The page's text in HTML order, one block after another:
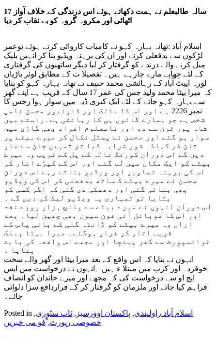
17 سالہ طالبعلم نے ہمت دکھاتے ہوئے اس درندگی کے خلاف آواز
اٹھائی اور مکروہ گروہ کو بے نقاب کر دیا
اسلام آباد :تھانہ بہارہ کہو نے کامیاب کاروائی کرتے ہوئے نوعمر
لڑکوں سے بدفعلی کرنے اور ان کی برہنہ ویڈیو بنا کر انہیں بلیک
میل کرنے والے درندے کو گرفتار کر لیا دیگر ساتھیوں کی گرفتاری
کے لئے چھاپے مارے جارہے ہیں۔ تفصیلا ت کے مطابق لوئر باڑیاں
لورہ ایبٹ آباد کے رہائشی محمد حنیف نے تھانہ بہارہ کہو کو بتایا
کہ میرا بیٹا محمد ولید جس کی عمر 17 سال کے قریب ہے اپنے گھر
سے بہارہ کہو جانے کے لئے ایک کیری ڈبہ میں سوار ہوا رجس کا
نمبر 2226 ہے اور اس کا مالک اور ڈارئیور محسن نامی
شخص ہے جو ہمارے گائوں ہی کا رہائشی ہے۔راستے میں
شاہ پور ٹرن سے دو اور نامعلوم افراد بھی گاڑی میں
سوار ہو گئے اور محسن نے پسٹل نکال کر میرے بیٹے پر
تان کر کہاکہ شور شرابہ کیا تو تمہیں جان سے مار
دیں گے اس دوران کورنگ نالہ کے پل کے قریب وہ میرے
بیٹے کو ایک مکان میں لے گئے اور اس کے کپڑے اتار کر
اس کی برہنہ تصاویر اور ویڈیو بناتے رہے اس دوران
محسن نے میرے بیٹے ک ساتھ بدفعلی کی اس کی ویڈیو
بھی بنائی گئی اور دھمکی دی گئی کہ اگر کسی کو
بتایا تو تمہاری یہ ویڈیو لیک کر دیں گے ۔
اس دوران انہوں نے میرے بیٹے سے پانچ ہزار روپے نقد
اور اس کا موبائل آئی فون سیون بھی چھین لیا۔ بعد
ازاں وہ میرے بیٹے کو ڈانڈہ گلی کے بائی پاس کے
قریب اتار کر فرار ہوگئے۔ میرا بیٹا پبلک
ٹرانسپورٹ سے گھر پہنچا اور مجھے اس واقعہ کی بابت
بتایا ۔
انہوں نے بتایا کہ اس واقع کے بعد میرا بیٹا اور گھر والے سخت
خوفزدہ اور کرب میں مبتلا ء ہیں ۔انہوں نے درخواست میں ایس
ایچ او سے درخواست کی کہ مجھے اور میرے خاندان کو انصاف
فراہم کیا جائے اور ملزمان کو گرفتار کر کے قرارداقع سزا دلوائی
جائے۔
Posted in اسلام آباد راولپندی, پاکستان اوورسیز ,ٹاپ سٹوری,
خصوصی رپورٹ,ْقو می خبریں